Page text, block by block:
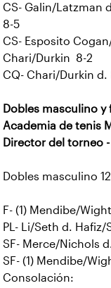
CS- Galin/Latzman
8-5
CS- Esposito
Chari/Durkin 8-2
CQ- Chari/Durkin
Dobles masculino y
Academia de tenis
Director del torneo
Dobles masculino
F- (1) Mendibe/
PL- Li/Seth d.
SF- Merce/Nichols
SF- (1) Mendibe/
Consolación: